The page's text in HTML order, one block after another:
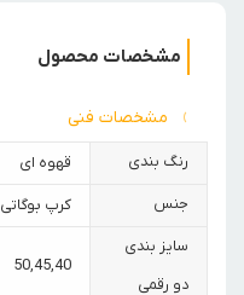
مشخصات محصول
مشخصات فنی
رنگ بندی قهوه ای
جنس کرپ بوگاتی
سایز بندی
دو رقمی
40
,
45
,
50